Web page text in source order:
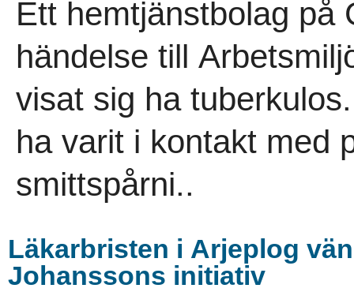
Ett hemtjänstbolag på
händelse till
visat sig ha
ha varit i kontakt med
smittspårni..
Läkarbristen i Arjeplog
Johanssons initiativ